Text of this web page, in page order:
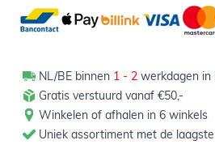
NL/BE binnen 1 - 2 werkdagen in
Gratis verstuurd vanaf €50,-
Winkelen of afhalen in 6 winkels
Uniek assortiment met de